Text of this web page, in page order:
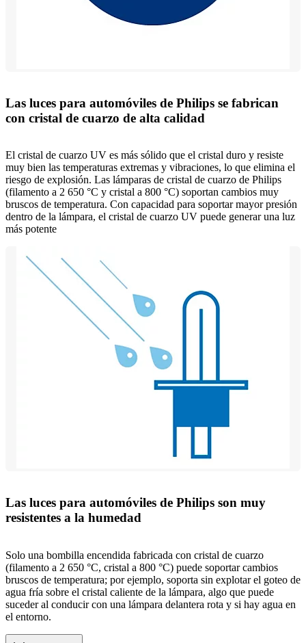
Las luces para automóviles de Philips se fabrican
con cristal de cuarzo de alta calidad
El cristal de cuarzo UV es más sólido que el cristal duro y resiste
muy bien las temperaturas extremas y vibraciones, lo que elimina el
riesgo de explosión. Las lámparas de cristal de cuarzo de Philips
(filamento a 2 650 °C y cristal a 800 °C) soportan cambios muy
bruscos de temperatura. Con capacidad para soportar mayor presión
dentro de la lámpara, el cristal de cuarzo UV puede generar una luz
más potente
Las luces para automóviles de Philips son muy
resistentes a la humedad
Solo una bombilla encendida fabricada con cristal de cuarzo
(filamento a 2 650 °C, cristal a 800 °C) puede soportar cambios
bruscos de temperatura; por ejemplo, soporta sin explotar el goteo de
agua fría sobre el cristal caliente de la lámpara, algo que puede
suceder al conducir con una lámpara delantera rota y si hay agua en
el entorno.